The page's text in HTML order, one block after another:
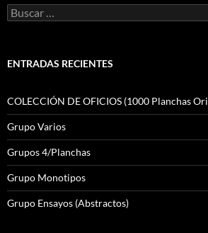
Buscar:
ENTRADAS RECIENTES
COLECCIÓN DE OFICIOS (1000 Planchas
Grupo Varios
Grupos 4/Planchas
Grupo Monotipos
Grupo Ensayos (Abstractos)